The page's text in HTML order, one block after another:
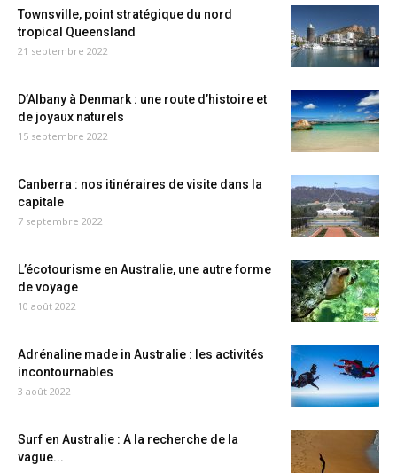
Townsville, point stratégique du nord
tropical Queensland
21 septembre 2022
D’Albany à Denmark : une route d’histoire et
de joyaux naturels
15 septembre 2022
Canberra : nos itinéraires de visite dans la
capitale
7 septembre 2022
L’écotourisme en Australie, une autre forme
de voyage
10 août 2022
Adrénaline made in Australie : les activités
incontournables
3 août 2022
Surf en Australie : A la recherche de la
vague...